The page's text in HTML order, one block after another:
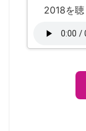
2018を